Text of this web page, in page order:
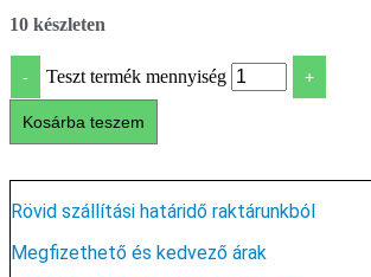
10 készleten
- Teszt termék mennyiség +
Kosárba teszem
Rövid szállítási határidő raktárunkból
Megfizethető és kedvező árak